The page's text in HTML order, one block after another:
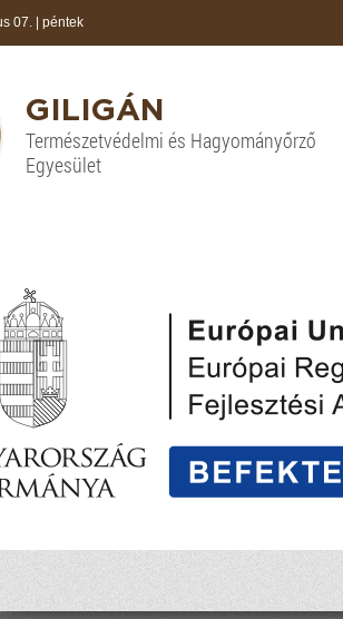
07. | péntek
GILIGÁN
Természetvédelmi és Hagyományőrző
Egyesület